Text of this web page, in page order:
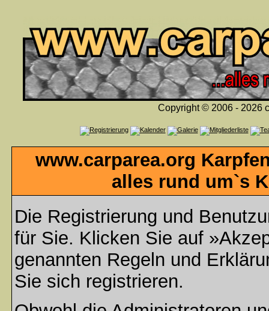
Copyright © 2006 - 2026
www.carparea.org
alles rund um`s
Die Registrierung und
für Sie. Klicken Sie auf
genannten Regeln und
Sie sich registrieren.